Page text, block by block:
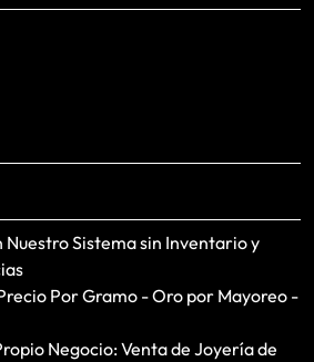
Nuestro Sistema sin Inventario y
Por Gramo - Oro por Mayoreo -
Negocio: Venta de Joyería de